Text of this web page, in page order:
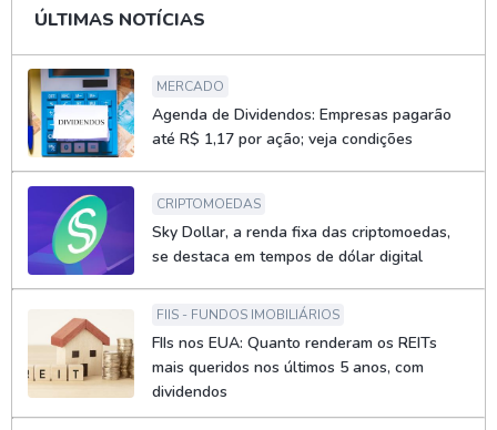
ÚLTIMAS NOTÍCIAS
MERCADO
Agenda de Dividendos: Empresas pagarão
até R$ 1,17 por ação; veja condições
CRIPTOMOEDAS
Sky Dollar, a renda fixa das criptomoedas,
se destaca em tempos de dólar digital
FIIS - FUNDOS IMOBILIÁRIOS
FIIs nos EUA: Quanto renderam os REITs
mais queridos nos últimos 5 anos, com
dividendos